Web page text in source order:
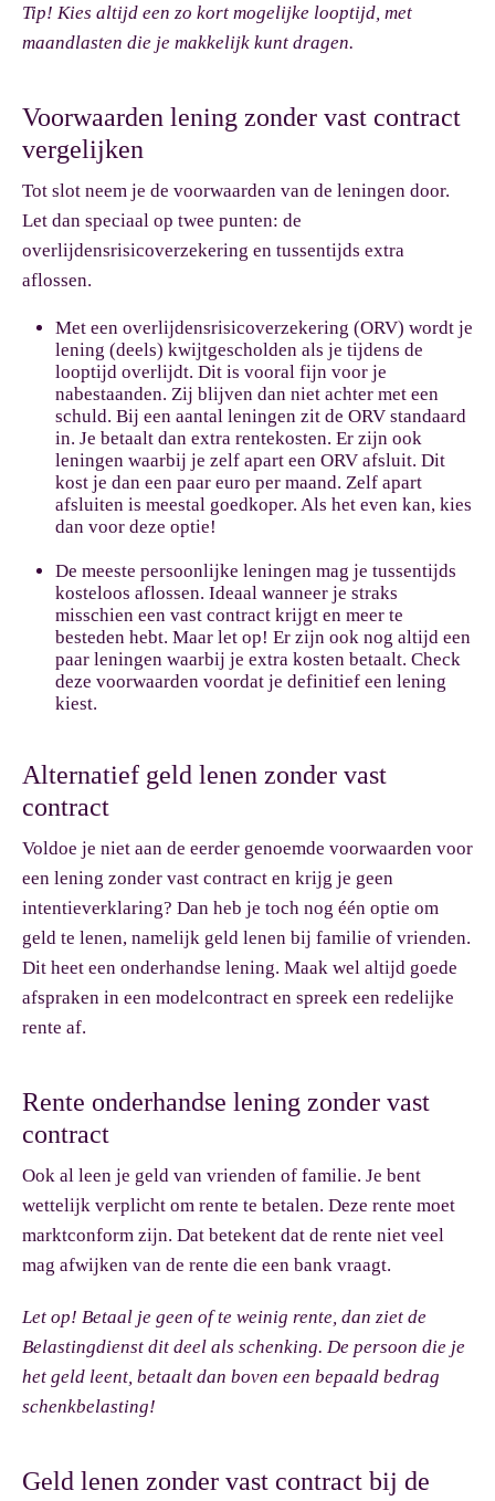
Tip! Kies altijd een zo kort mogelijke looptijd, met
maandlasten die je makkelijk kunt dragen.
Voorwaarden lening zonder vast contract
vergelijken
Tot slot neem je de voorwaarden van de leningen door.
Let dan speciaal op twee punten: de
overlijdensrisicoverzekering en tussentijds extra
aflossen.
Met een overlijdensrisicoverzekering (ORV) wordt je
lening (deels) kwijtgescholden als je tijdens de
looptijd overlijdt. Dit is vooral fijn voor je
nabestaanden. Zij blijven dan niet achter met een
schuld. Bij een aantal leningen zit de ORV standaard
in. Je betaalt dan extra rentekosten. Er zijn ook
leningen waarbij je zelf apart een ORV afsluit. Dit
kost je dan een paar euro per maand. Zelf apart
afsluiten is meestal goedkoper. Als het even kan, kies
dan voor deze optie!
De meeste persoonlijke leningen mag je tussentijds
kosteloos aflossen. Ideaal wanneer je straks
misschien een vast contract krijgt en meer te
besteden hebt. Maar let op! Er zijn ook nog altijd een
paar leningen waarbij je extra kosten betaalt. Check
deze voorwaarden voordat je definitief een lening
kiest.
Alternatief geld lenen zonder vast
contract
Voldoe je niet aan de eerder genoemde voorwaarden voor
een lening zonder vast contract en krijg je geen
intentieverklaring? Dan heb je toch nog één optie om
geld te lenen, namelijk geld lenen bij familie of vrienden.
Dit heet een onderhandse lening. Maak wel altijd goede
afspraken in een modelcontract en spreek een redelijke
rente af.
Rente onderhandse lening zonder vast
contract
Ook al leen je geld van vrienden of familie. Je bent
wettelijk verplicht om rente te betalen. Deze rente moet
marktconform zijn. Dat betekent dat de rente niet veel
mag afwijken van de rente die een bank vraagt.
Let op! Betaal je geen of te weinig rente, dan ziet de
Belastingdienst dit deel als schenking. De persoon die je
het geld leent, betaalt dan boven een bepaald bedrag
schenkbelasting!
Geld lenen zonder vast contract bij de